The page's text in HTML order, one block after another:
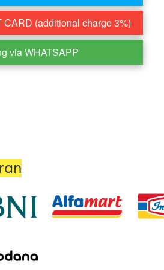
(additional charge 3%)
via WHATSAPP